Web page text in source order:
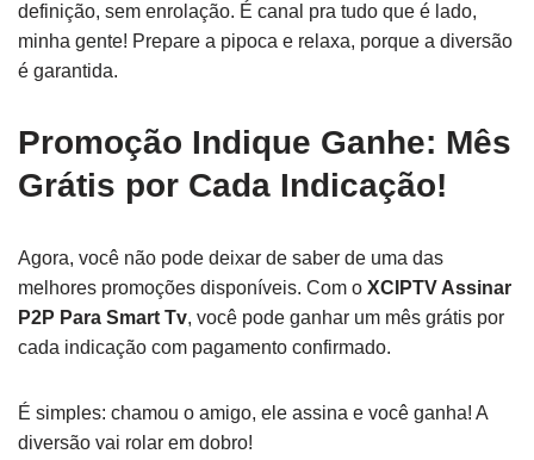
definição, sem enrolação. É canal pra tudo que é lado,
minha gente! Prepare a pipoca e relaxa, porque a diversão
é garantida.
Promoção Indique Ganhe: Mês
Grátis por Cada Indicação!
Agora, você não pode deixar de saber de uma das
melhores promoções disponíveis. Com o XCIPTV Assinar
P2P Para Smart Tv, você pode ganhar um mês grátis por
cada indicação com pagamento confirmado.
É simples: chamou o amigo, ele assina e você ganha! A
diversão vai rolar em dobro!